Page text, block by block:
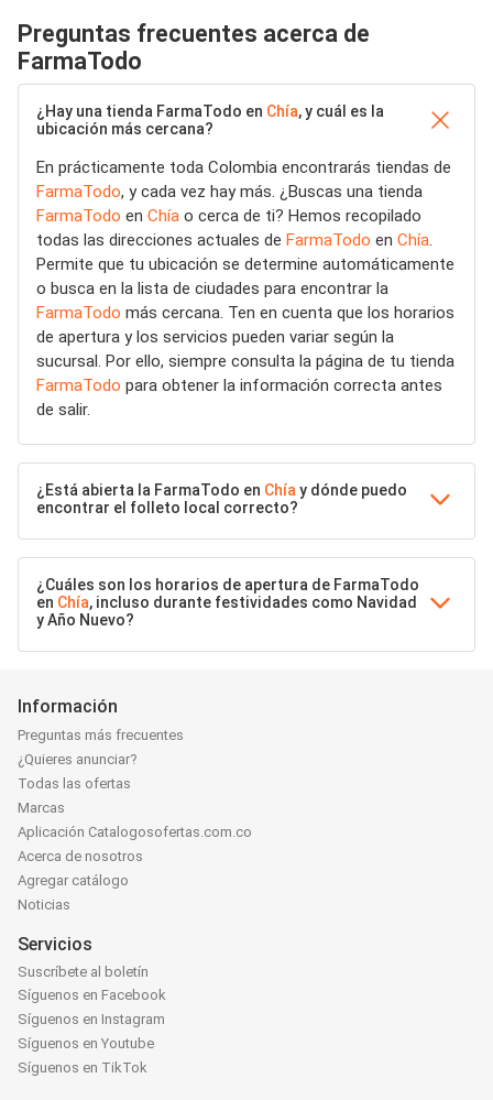
Preguntas frecuentes acerca de
FarmaTodo
¿Hay una tienda FarmaTodo en Chía, y cuál es la
ubicación más cercana?
En prácticamente toda Colombia encontrarás tiendas de
FarmaTodo, y cada vez hay más. ¿Buscas una tienda
FarmaTodo en Chía o cerca de ti? Hemos recopilado
todas las direcciones actuales de FarmaTodo en Chía.
Permite que tu ubicación se determine automáticamente
o busca en la lista de ciudades para encontrar la
FarmaTodo más cercana. Ten en cuenta que los horarios
de apertura y los servicios pueden variar según la
sucursal. Por ello, siempre consulta la página de tu tienda
FarmaTodo para obtener la información correcta antes
de salir.
¿Está abierta la FarmaTodo en Chía y dónde puedo
encontrar el folleto local correcto?
¿Cuáles son los horarios de apertura de FarmaTodo
en Chía, incluso durante festividades como Navidad
y Año Nuevo?
Información
Preguntas más frecuentes
¿Quieres anunciar?
Todas las ofertas
Marcas
Aplicación Catalogosofertas.com.co
Acerca de nosotros
Agregar catálogo
Noticias
Servicios
Suscríbete al boletín
Síguenos en Facebook
Síguenos en Instagram
Síguenos en Youtube
Síguenos en TikTok